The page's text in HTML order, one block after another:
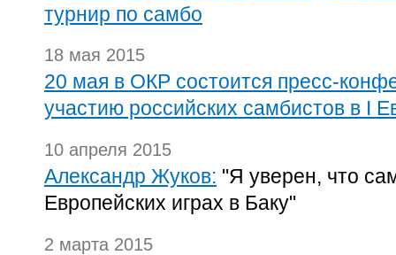
турнир по самбо
18 мая 2015
20 мая в ОКР состоится пресс-
участию российских самбистов в I
10 апреля 2015
Александр Жуков: "Я уверен, что
Европейских играх в Баку"
2 марта 2015